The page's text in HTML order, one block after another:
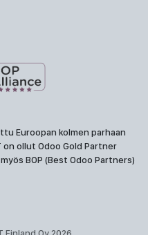
Euroopan kolmen parhaan
ollut Odoo Gold Partner
BOP (Best Odoo Partners)
Oy 2026